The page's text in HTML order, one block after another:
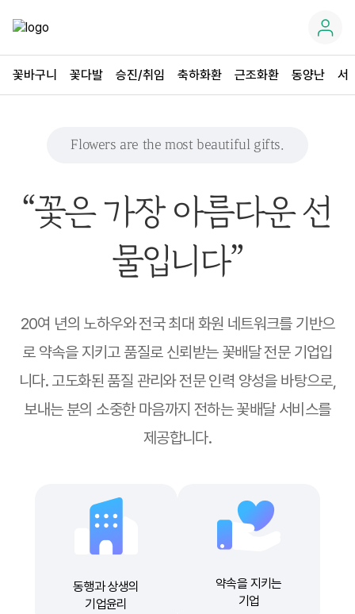
꽃바구니 꽃다발 승진/취임 축하화환 근조화환 동양난 서
Flowers are the most beautiful gifts.
“꽃은 가장 아름다운 선
물입니다”
20여 년의 노하우와 전국 최대 화원 네트워크를 기반으
로 약속을 지키고 품질로 신뢰받는 꽃배달 전문 기업입
니다. 고도화된 품질 관리와 전문 인력 양성을 바탕으로,
보내는 분의 소중한 마음까지 전하는 꽃배달 서비스를
제공합니다.
동행과 상생의
기업윤리
약속을 지키는
기업